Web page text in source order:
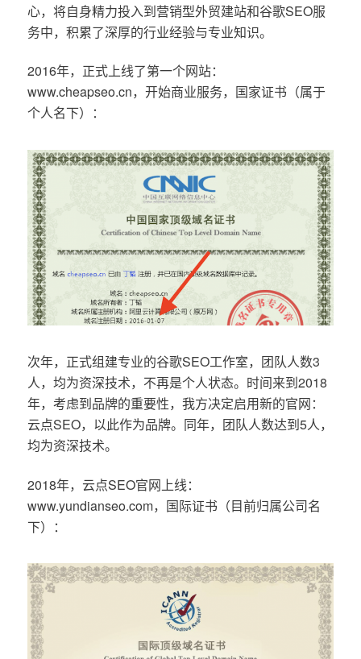
心，将自身精力投入到营销型外贸建站和谷歌SEO服
务中，积累了深厚的行业经验与专业知识。
2016年，正式上线了第一个网站：
www.cheapseo.cn，开始商业服务，国家证书（属于
个人名下）：
次年，正式组建专业的谷歌SEO工作室，团队人数3
人，均为资深技术，不再是个人状态。时间来到2018
年，考虑到品牌的重要性，我方决定启用新的官网：
云点SEO，以此作为品牌。同年，团队人数达到5人，
均为资深技术。
2018年，云点SEO官网上线：
www.yundianseo.com，国际证书（目前归属公司名
下）：